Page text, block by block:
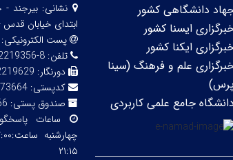
دانشگاهی کشور
ایسنا کشور
ایکنا کشور
علم و فرهنگ (سینا
پرس)
دانشگاه جامع علمی کاربردی
نشانی: بیرجند
ابتدای خیابان
پست الکترونیکی:
تلفن:8-32219356 (056)
دورنگار:
کدپستی:
صندوق پستی:
ساعات
۲۱:۱۵